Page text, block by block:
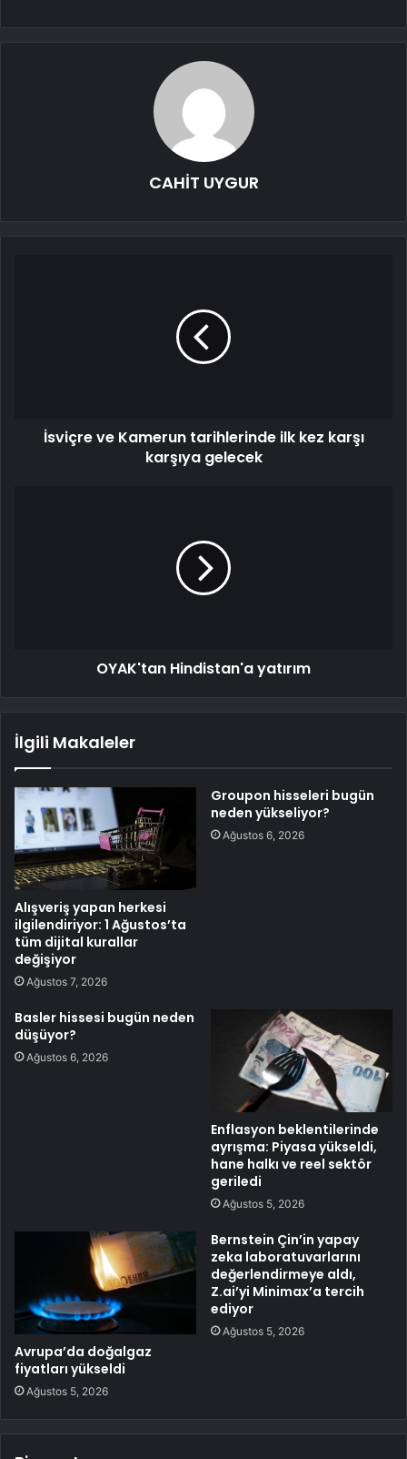
CAHİT UYGUR
İsviçre ve Kamerun tarihlerinde ilk kez karşı
karşıya gelecek
OYAK'tan Hindistan'a yatırım
İlgili Makaleler
Alışveriş yapan herkesi
ilgilendiriyor: 1 Ağustos’ta
tüm dijital kurallar
değişiyor
Ağustos 7, 2026
Groupon hisseleri bugün
neden yükseliyor?
Ağustos 6, 2026
Basler hissesi bugün neden
düşüyor?
Ağustos 6, 2026
Enflasyon beklentilerinde
ayrışma: Piyasa yükseldi,
hane halkı ve reel sektör
geriledi
Ağustos 5, 2026
Avrupa’da doğalgaz
fiyatları yükseldi
Ağustos 5, 2026
Bernstein Çin’in yapay
zeka laboratuvarlarını
değerlendirmeye aldı,
Z.ai’yi Minimax’a tercih
ediyor
Ağustos 5, 2026